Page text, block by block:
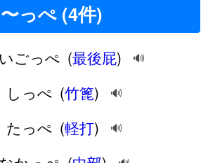
〜っぺ (4件)
ごっぺ (最後屁) 🔊
しっぺ (竹篦) 🔊
たっぺ (軽打) 🔊